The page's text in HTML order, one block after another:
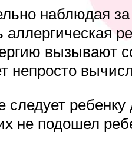
наблюдая
вызывают
непросто
ребенку
не подошел